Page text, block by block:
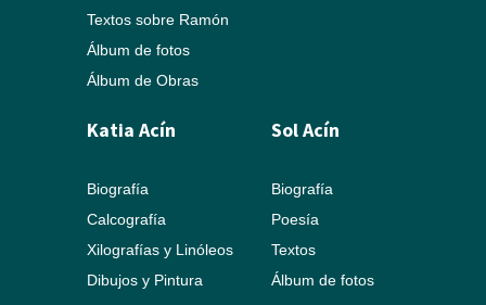
Textos sobre Ramón
Álbum de fotos
Álbum de Obras
Katia Acín
Biografía
Calcografía
Xilografías y Linóleos
Dibujos y Pintura
Sol Acín
Biografía
Poesía
Textos
Álbum de fotos